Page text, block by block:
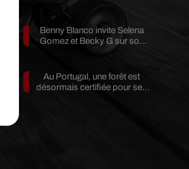
Benny Blanco invite Selena
Gomez et Becky G sur son
nouveau single
Au Portugal, une forêt est
désormais certifiée pour ses